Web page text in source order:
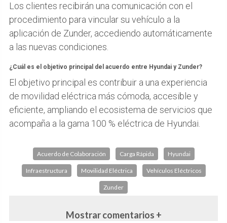
Los clientes recibirán una comunicación con el
procedimiento para vincular su vehículo a la
aplicación de Zunder, accediendo automáticamente
a las nuevas condiciones.
¿Cuál es el objetivo principal del acuerdo entre Hyundai y Zunder?
El objetivo principal es contribuir a una experiencia
de movilidad eléctrica más cómoda, accesible y
eficiente, ampliando el ecosistema de servicios que
acompaña a la gama 100 % eléctrica de Hyundai.
Acuerdo de Colaboración Carga Rápida Hyundai
Infraestructura Movilidad Eléctrica Vehículos Eléctricos
Zunder
Mostrar comentarios +